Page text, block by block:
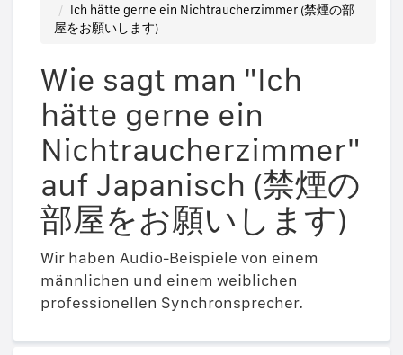
Ich hätte gerne ein Nichtraucherzimmer (禁煙の部
屋をお願いします)
Wie sagt man "Ich
hätte gerne ein
Nichtraucherzimmer"
auf Japanisch (禁煙の
部屋をお願いします)
Wir haben Audio-Beispiele von einem
männlichen und einem weiblichen
professionellen Synchronsprecher.